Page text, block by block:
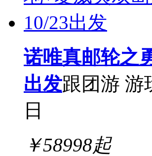
诺唯真邮轮之
出发跟团游 游
日
￥58998起